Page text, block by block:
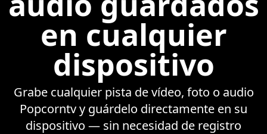
en cualquier
dispositivo
Grabe cualquier pista de vídeo, foto o audio
Popcorntv y guárdelo directamente en su
dispositivo — sin necesidad de registro